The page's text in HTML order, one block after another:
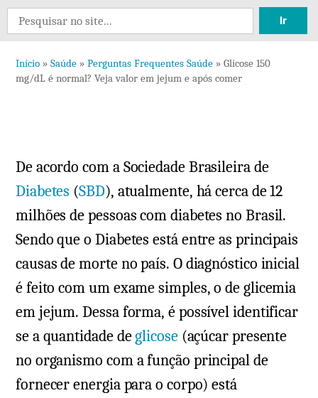
12
e
após
Search
for:
Início » Saúde » Perguntas Frequentes Saúde » Glicose 150
mg/dL é normal? Veja valor em jejum e após comer
De acordo com a Sociedade Brasileira de
Diabetes (SBD), atualmente, há cerca de 12
milhões de pessoas com diabetes no Brasil.
Sendo que o Diabetes está entre as principais
causas de morte no país. O diagnóstico inicial
é feito com um exame simples, o de glicemia
em jejum. Dessa forma, é possível identificar
se a quantidade deglicose (açúcar presente
no organismo com a função principal de
fornecer energia para o corpo) está